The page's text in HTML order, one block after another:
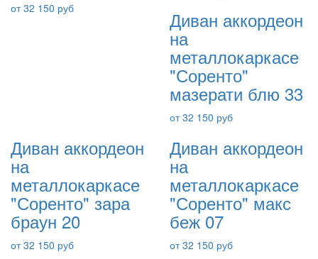
от 32 150 руб Диван аккордеон
на
металлокаркасе
"Соренто"
мазерати блю 33
от 32 150 руб
Диван аккордеон
на
металлокаркасе
"Соренто" зара
браун 20
от 32 150 руб
Диван аккордеон
на
металлокаркасе
"Соренто" макс
беж 07
от 32 150 руб